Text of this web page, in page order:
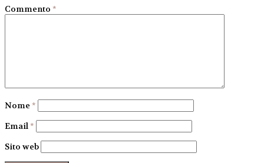
Commento *
Nome *
Email *
Sito web